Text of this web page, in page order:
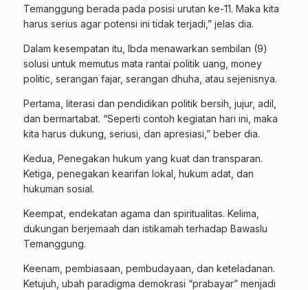
Temanggung berada pada posisi urutan ke-11. Maka kita
harus serius agar potensi ini tidak terjadi,” jelas dia.
Dalam kesempatan itu, Ibda menawarkan sembilan (9)
solusi untuk memutus mata rantai politik uang, money
politic, serangan fajar, serangan dhuha, atau sejenisnya.
Pertama, literasi dan pendidikan politik bersih, jujur, adil,
dan bermartabat. “Seperti contoh kegiatan hari ini, maka
kita harus dukung, seriusi, dan apresiasi,” beber dia.
Kedua, Penegakan hukum yang kuat dan transparan.
Ketiga, penegakan kearifan lokal, hukum adat, dan
hukuman sosial.
Keempat, endekatan agama dan spiritualitas. Kelima,
dukungan berjemaah dan istikamah terhadap Bawaslu
Temanggung.
Keenam, pembiasaan, pembudayaan, dan keteladanan.
Ketujuh, ubah paradigma demokrasi “prabayar” menjadi